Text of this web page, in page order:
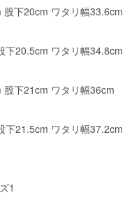
下20cm ワタリ幅33.6cm
下20.5cm ワタリ幅34.8cm
下21cm ワタリ幅36cm
下21.5cm ワタリ幅37.2cm
1